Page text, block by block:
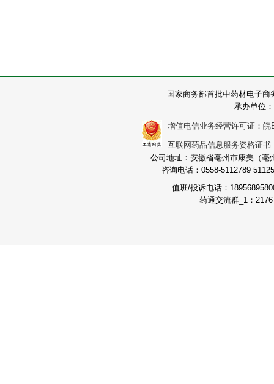
国家商务部首批中药材电子
承办单位
增值电信业务经营许可证：皖
互联网药品信息服务资格证
公司地址：安徽省亳州市康美（
咨询电话：0558-5112789
值班/投诉电话：
药通交流群_1：